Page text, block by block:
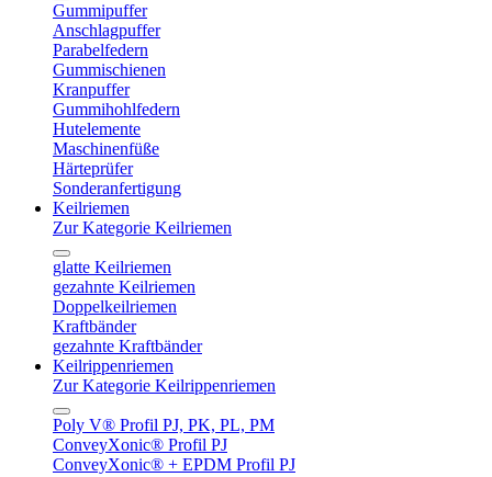
Gummipuffer
Anschlagpuffer
Parabelfedern
Gummischienen
Kranpuffer
Gummihohlfedern
Hutelemente
Maschinenfüße
Härteprüfer
Sonderanfertigung
Keilriemen
Zur Kategorie Keilriemen
glatte Keilriemen
gezahnte Keilriemen
Doppelkeilriemen
Kraftbänder
gezahnte Kraftbänder
Keilrippenriemen
Zur Kategorie Keilrippenriemen
Poly V® Profil PJ, PK, PL, PM
ConveyXonic® Profil PJ
ConveyXonic® + EPDM Profil PJ